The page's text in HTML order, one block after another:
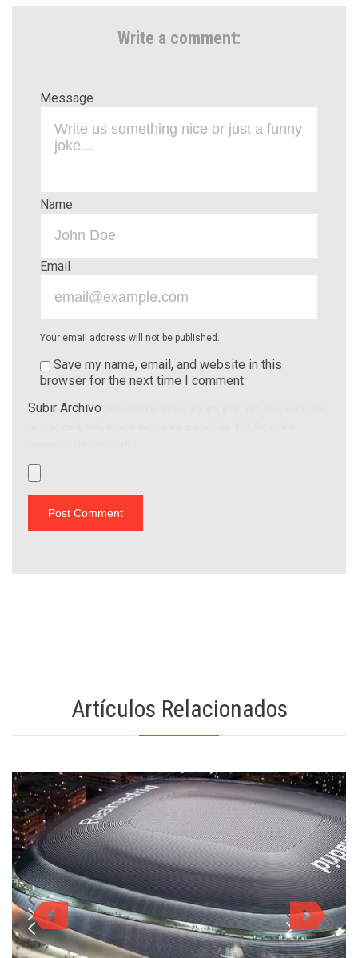
Write a comment:
Message
Name
Email
Your email address will not be published.
Save my name, email, and website in this
browser for the next time I comment.
Subir Archivo
Artículos Relacionados